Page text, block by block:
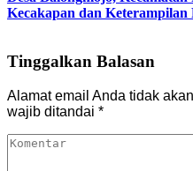
Kecakapan dan Keterampilan
Tinggalkan Balasan
Alamat email Anda tidak
wajib ditandai *